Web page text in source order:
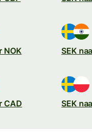
NOK SEK
CAD SEK